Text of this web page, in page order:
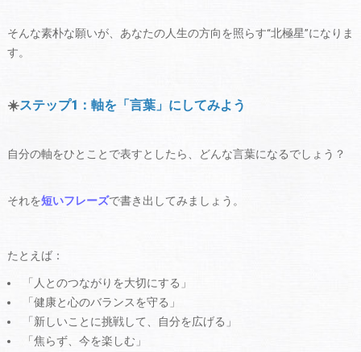
そんな素朴な願いが、あなたの人生の方向を照らす“北極星”になりま
す。
☀️ステップ1：軸を「言葉」にしてみよう
自分の軸をひとことで表すとしたら、どんな言葉になるでしょう？
それを短いフレーズで書き出してみましょう。
たとえば：
「人とのつながりを大切にする」
「健康と心のバランスを守る」
「新しいことに挑戦して、自分を広げる」
「焦らず、今を楽しむ」